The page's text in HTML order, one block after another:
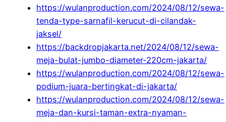
https://wulanproduction.com/2024/08/12/sewa-
tenda-type-sarnafil-kerucut-di-cilandak-
jaksel/
https://backdropjakarta.net/2024/08/12/sewa-
meja-bulat-jumbo-diameter-220cm-jakarta/
https://wulanproduction.com/2024/08/12/sewa-
podium-juara-bertingkat-di-jakarta/
https://wulanproduction.com/2024/08/12/sewa-
meja-dan-kursi-taman-extra-nyaman-